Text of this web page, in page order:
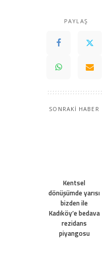
PAYLAŞ
SONRAKİ HABER
Kentsel
dönüşümde yarısı
bizden ile
Kadıköy’e bedava
rezidans
piyangosu